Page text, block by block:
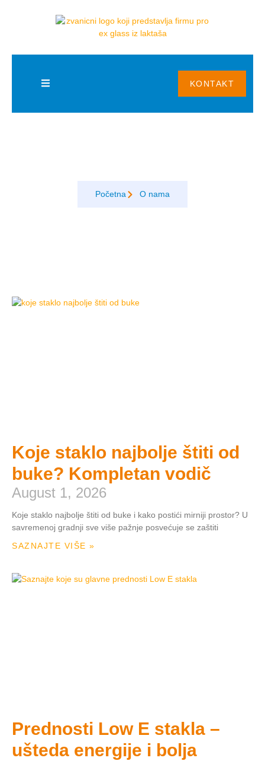
KONTAKT
Početna O nama
Koje staklo najbolje štiti od
buke? Kompletan vodič
August 1, 2026
Koje staklo najbolje štiti od buke i kako postići mirniji prostor? U
savremenoj gradnji sve više pažnje posvećuje se zaštiti
SAZNAJTE VIŠE »
Prednosti Low E stakla –
ušteda energije i bolja